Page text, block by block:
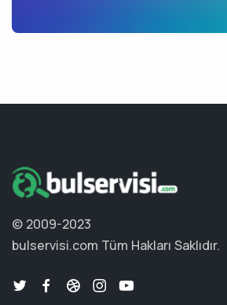
© 2009-2023
bulservisi.com Tüm Hakları Saklıdır.